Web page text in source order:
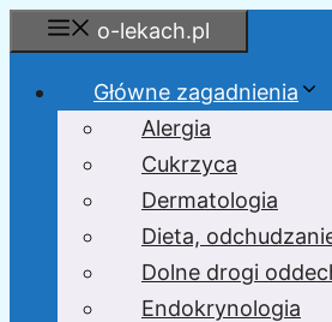
Przejdź
do
o-lekach.pl
Główne zagadnienia
Alergia
Cukrzyca
Dermatologia
Dieta,
Dolne drogi
Endokrynologia